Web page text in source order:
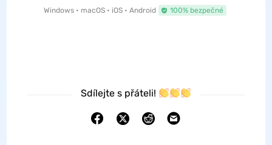
Windows • macOS • iOS • Android 100% bezpečné
Sdílejte s přáteli!